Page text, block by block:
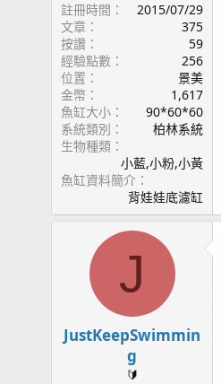
註冊時間
2015/07/29
文章
375
按讚
59
經驗點數
256
位置
景美
金幣
1,617
魚缸大小
90*60*60
系統類別
柏林系統
生物種類
小藍,小粉,小黃
魚缸資料簡介
背娃娃底濾缸
J
JustKeepSwimmin
g
🔰